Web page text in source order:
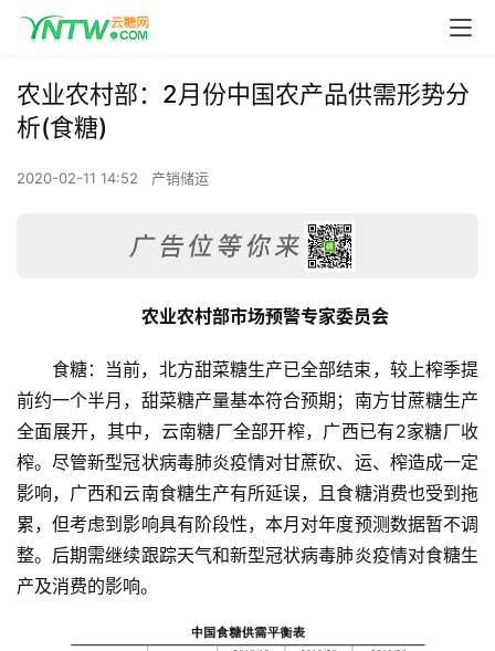
农业农村部：2月份中国农产品供需形势分
析(食糖)
2020-02-11 14:52 产销储运
农业农村部市场预警专家委员会
食糖：当前，北方甜菜糖生产已全部结束，较上榨季提
前约一个半月，甜菜糖产量基本符合预期；南方甘蔗糖生产
全面展开，其中，云南糖厂全部开榨，广西已有2家糖厂收
榨。尽管新型冠状病毒肺炎疫情对甘蔗砍、运、榨造成一定
影响，广西和云南食糖生产有所延误，且食糖消费也受到拖
累，但考虑到影响具有阶段性，本月对年度预测数据暂不调
整。后期需继续跟踪天气和新型冠状病毒肺炎疫情对食糖生
产及消费的影响。